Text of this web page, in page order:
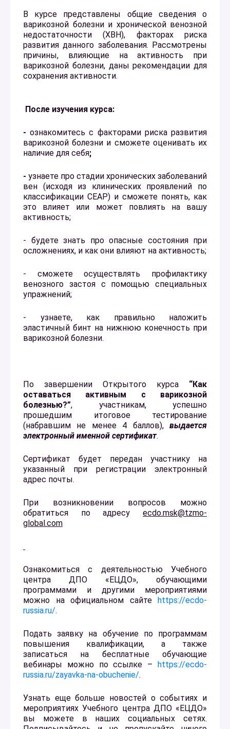
В курсе представлены общие сведения о
варикозной болезни и хронической венозной
недостаточности (ХВН), факторах риска
развития данного заболевания. Рассмотрены
причины, влияющие на активность при
варикозной болезни, даны рекомендации для
сохранения активности.
После изучения курса:
-ознакомитесь с факторами риска развития
варикозной болезни и сможете оценивать их
наличие для себя;
- узнаете про стадии хронических заболеваний
вен (исходя из клинических проявлений по
классификации СЕАР) и сможете понять, как
это влияет или может повлиять на вашу
активность;
- будете знать про опасные состояния при
осложнениях, и как они влияют на активность;
- сможете осуществлять профилактику
венозного застоя с помощью специальных
упражнений;
- узнаете, как правильно наложить
эластичный бинт на нижнюю конечность при
варикозной болезни.
По завершении Открытого курса “Как
оставаться активным с варикозной
болезнью?”, участникам, успешно
прошедшим итоговое тестирование
(набравшим не менее 4 баллов), выдается
электронный именной сертификат.
Сертификат будет передан участнику на
указанный при регистрации электронный
адрес почты.
При возникновении вопросов можно
обратиться по адресу ecdo.msk@tzmo-
global.com
Ознакомиться с деятельностью Учебного
центра ДПО «ЕЦДО», обучающими
программами и другими мероприятиями
можно на официальном сайте https://ecdo-
russia.ru/.
Подать заявку на обучение по программам
повышения квалификации, а также
записаться на бесплатные обучающие
вебинары можно по ссылке – https://ecdo-
russia.ru/zayavka-na-obuchenie/.
Узнать еще больше новостей о событиях и
мероприятиях Учебного центра ДПО «ЕЦДО»
вы можете в наших социальных сетях.